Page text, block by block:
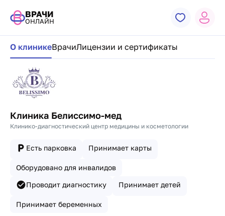
ВРАЧИ
ОНЛАЙН
Навигация по странице клиники
О клиникеВрачиЛицензии и сертификаты
Клиника Белиссимо-мед
Клинико-диагностический центр медицины и косметологии
Есть парковка Принимает карты
Оборудовано для инвалидов
Проводит диагностику
Принимает детей
Принимает беременных